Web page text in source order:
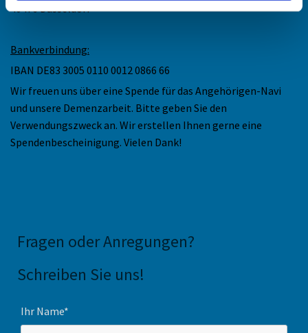
40476 Düsseldorf
Bankverbindung:
IBAN DE83 3005 0110 0012 0866 66
Wir freuen uns über eine Spende für das Angehörigen-Navi
und unsere Demenzarbeit. Bitte geben Sie den
Verwendungszweck an. Wir erstellen Ihnen gerne eine
Spendenbescheinigung. Vielen Dank!
Fragen oder Anregungen?
Schreiben Sie uns!
Ihr Name*